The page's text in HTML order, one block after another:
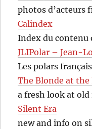
photos d’acteurs
Calindex
Index du contenu
JLIPolar – Jean-
Les polars
The Blonde at the
a fresh look at
Silent Era
new and info on